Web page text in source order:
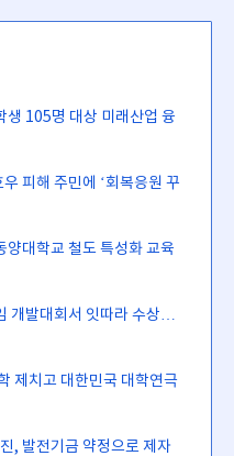
생 105명 대상 미래산업 융
피해 주민에 ‘회복응원 꾸
양대학교 철도 특성화 교육
개발대회서 잇따라 수상…
제치고 대한민국 대학연극
, 발전기금 약정으로 제자